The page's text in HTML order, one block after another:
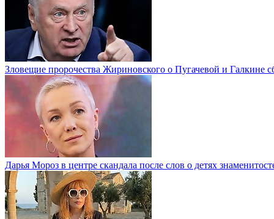
Зловещие пророчества Жириновского о Пугачевой и Галкине
Дарья Мороз в центре скандала после слов о детях